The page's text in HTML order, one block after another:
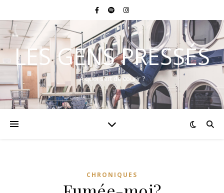
LES GENS PRESSÉS
A quoi sert de courir ?
CHRONIQUES